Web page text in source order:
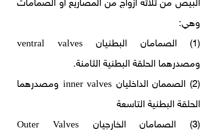
البيص من ثلاثة أزواج من المصاريع أو الصمامات
وهي:
(1) الصمامان البطنيان
ventral valves
ومصدرهما الحلقة البطنية الثامنة.
(2) الصممان الداخليان
inner valves ومصدرهما
الحلقة البطنية التاسعة
(3) الصمامان الخارجيان
Outer Valves